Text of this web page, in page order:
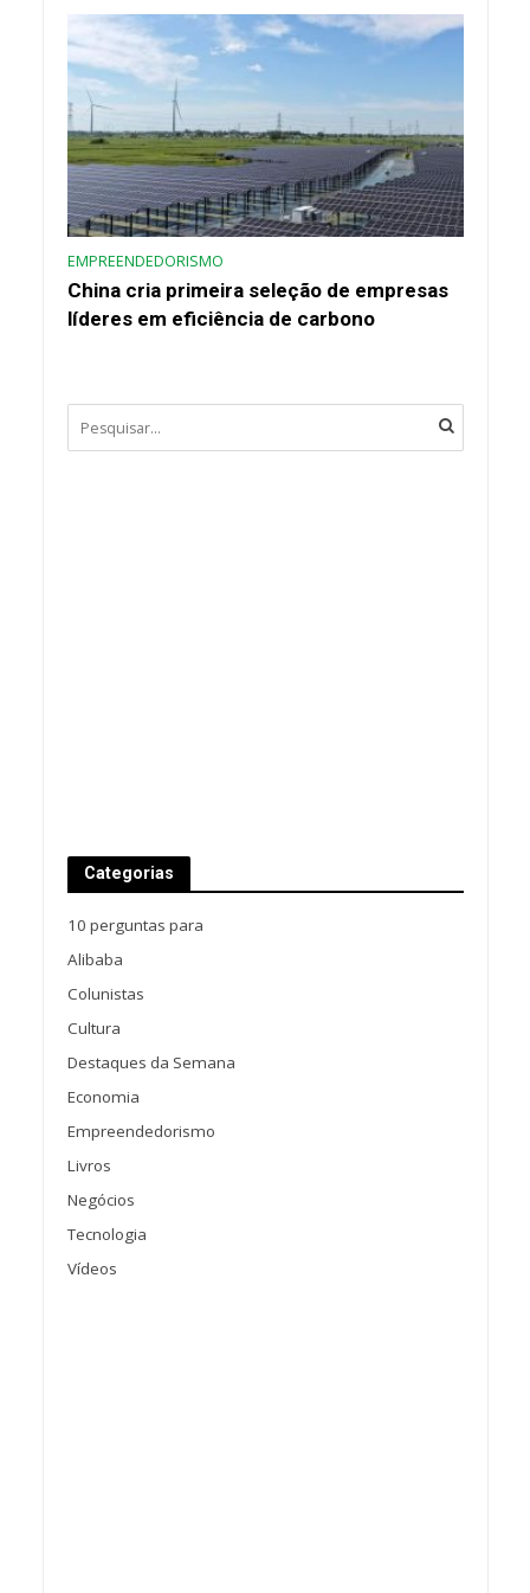
EMPREENDEDORISMO
China cria primeira seleção de empresas
líderes em eficiência de carbono
Categorias
10 perguntas para
Alibaba
Colunistas
Cultura
Destaques da Semana
Economia
Empreendedorismo
Livros
Negócios
Tecnologia
Vídeos